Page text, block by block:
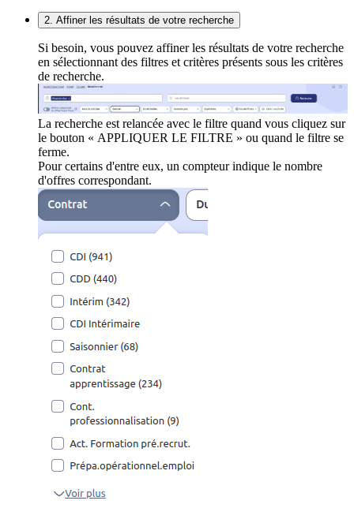
2. Affiner les résultats de votre recherche
Si besoin, vous pouvez affiner les résultats de votre recherche
en sélectionnant des filtres et critères présents sous les critères
de recherche.
La recherche est relancée avec le filtre quand vous cliquez sur
le bouton « APPLIQUER LE FILTRE » ou quand le filtre se
ferme.
Pour certains d'entre eux, un compteur indique le nombre
d'offres correspondant.